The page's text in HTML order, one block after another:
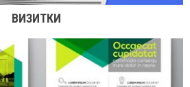
ВИЗИТКИ